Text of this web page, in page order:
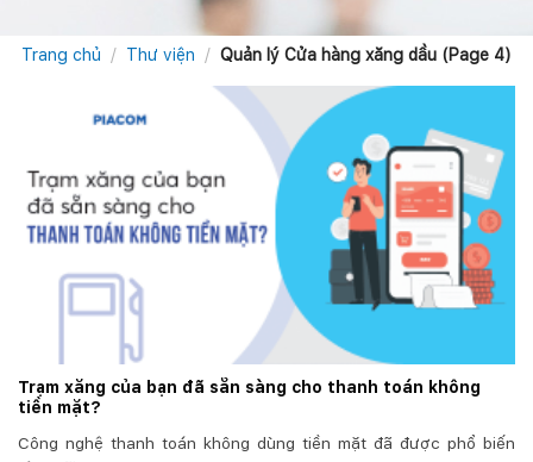
Trang chủ / Thư viện / Quản lý Cửa hàng xăng dầu (Page 4)
Trạm xăng của bạn đã sẵn sàng cho thanh toán không
tiền mặt?
Công nghệ thanh toán không dùng tiền mặt đã được phổ biến